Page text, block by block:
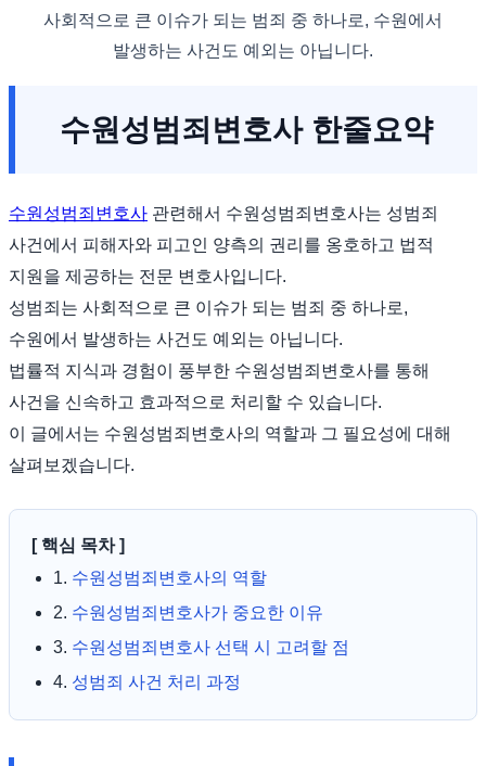
사회적으로 큰 이슈가 되는 범죄 중 하나로, 수원에서
발생하는 사건도 예외는 아닙니다.
수원성범죄변호사 한줄요약
수원성범죄변호사 관련해서 수원성범죄변호사는 성범죄
사건에서 피해자와 피고인 양측의 권리를 옹호하고 법적
지원을 제공하는 전문 변호사입니다.
성범죄는 사회적으로 큰 이슈가 되는 범죄 중 하나로,
수원에서 발생하는 사건도 예외는 아닙니다.
법률적 지식과 경험이 풍부한 수원성범죄변호사를 통해
사건을 신속하고 효과적으로 처리할 수 있습니다.
이 글에서는 수원성범죄변호사의 역할과 그 필요성에 대해
살펴보겠습니다.
[ 핵심 목차 ]
1. 수원성범죄변호사의 역할
2. 수원성범죄변호사가 중요한 이유
3. 수원성범죄변호사 선택 시 고려할 점
4. 성범죄 사건 처리 과정